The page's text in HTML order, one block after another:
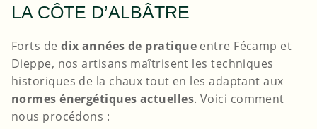
LA CÔTE D’ALBÂTRE
Forts dedix années de pratiqueentre Fécamp et
Dieppe, nos artisans maîtrisent les techniques
historiques de la chaux tout en les adaptant aux
normes énergétiques actuelles. Voici comment
nous procédons :